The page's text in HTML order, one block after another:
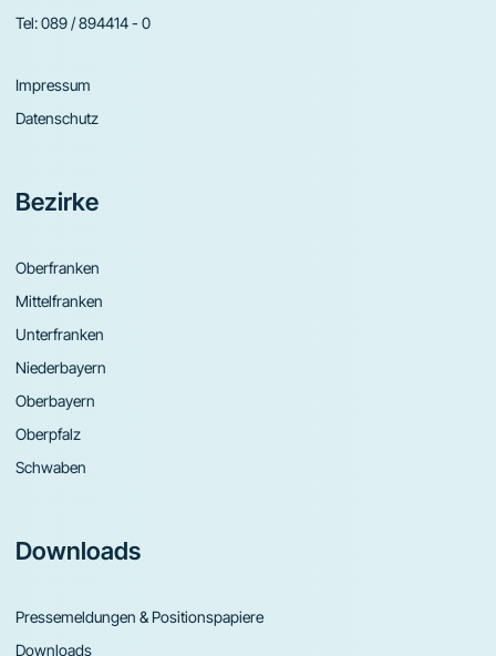
Tel:089 / 894414 - 0
Impressum
Datenschutz
Bezirke
Oberfranken
Mittelfranken
Unterfranken
Niederbayern
Oberbayern
Oberpfalz
Schwaben
Downloads
Pressemeldungen & Positionspapiere
Downloads